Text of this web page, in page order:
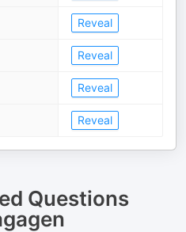
Reveal
Reveal
Reveal
Reveal
Questions